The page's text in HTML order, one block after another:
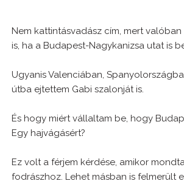
Nem kattintásvadász cím, mert
is, ha a Budapest-Nagykanizsa utat is
Ugyanis Valenciában,
útba ejtettem Gabi szalonját is.
És hogy miért vállaltam be, hogy
Egy hajvágásért?
Ez volt a férjem kérdése, amikor
fodrászhoz. Lehet másban is felmerült